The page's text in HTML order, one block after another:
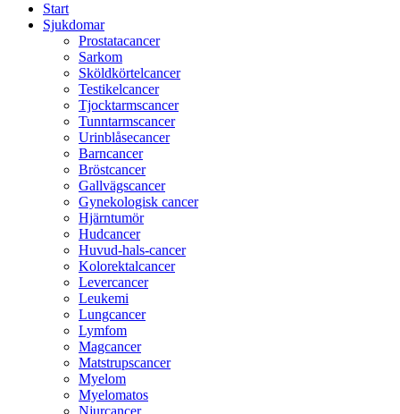
Start
Sjukdomar
Prostatacancer
Sarkom
Sköldkörtelcancer
Testikelcancer
Tjocktarmscancer
Tunntarmscancer
Urinblåsecancer
Barncancer
Bröstcancer
Gallvägscancer
Gynekologisk cancer
Hjärntumör
Hudcancer
Huvud-hals-cancer
Kolorektalcancer
Levercancer
Leukemi
Lungcancer
Lymfom
Magcancer
Matstrupscancer
Myelom
Myelomatos
Njurcancer